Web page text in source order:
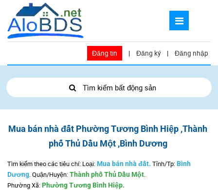
Đăng tin | Đăng ký | Đăng nhập
Tìm kiếm bất động sản
Mua bán nhà đất Phường Tương Bình Hiệp ,Thành
phố Thủ Dầu Một ,Bình Dương
Tìm kiếm theo các tiêu chí: Loại: Mua bán nhà đất. Tỉnh/Tp: Bình
Dương.Quận/Huyện:Thành phố Thủ Dầu Một.
Phường Xã: Phường Tương Bình Hiệp.